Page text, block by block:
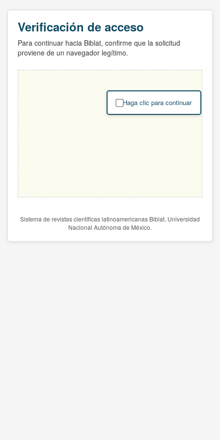
Verificación de acceso
Para continuar hacia Biblat, confirme que la solicitud
proviene de un navegador legítimo.
Haga clic para continuar
Sistema de revistas científicas latinoamericanas Biblat. Universidad
Nacional Autónoma de México.